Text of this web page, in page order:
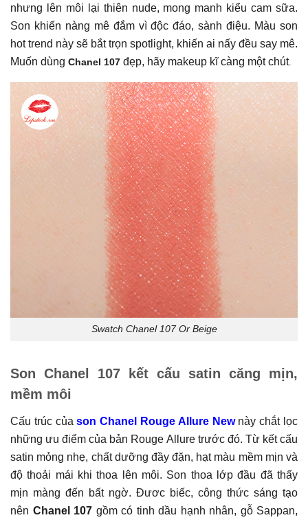
nhưng lên môi lại thiên nude, mong manh kiểu cam sữa.
Son khiến nàng mê đắm vì độc đáo, sành điệu. Màu son
hot trend này sẽ bắt trọn spotlight, khiến ai nấy đều say mê.
Muốn dùng Chanel 107 đẹp, hãy makeup kĩ càng một chút.
Swatch Chanel 107 Or Beige
Son Chanel 107 kết cấu satin căng mịn,
mềm môi
Cấu trúc củason Chanel Rouge Allure Newnày chắt lọc
những ưu điểm của bản Rouge Allure trước đó. Từ kết cấu
satin mỏng nhẹ, chất dưỡng đầy đặn, hạt màu mềm mịn và
độ thoải mái khi thoa lên môi. Son thoa lớp đầu đã thấy
mịn màng đến bất ngờ. Đươc biếc, công thức sáng tạo
nên Chanel 107 gồm có tinh dầu hạnh nhân, gỗ Sappan,